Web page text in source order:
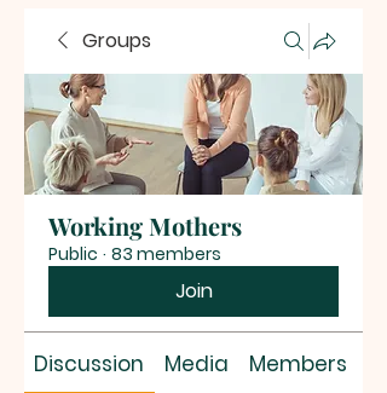
Groups
Working Mothers
Public · 83 members
Join
Discussion Media Members